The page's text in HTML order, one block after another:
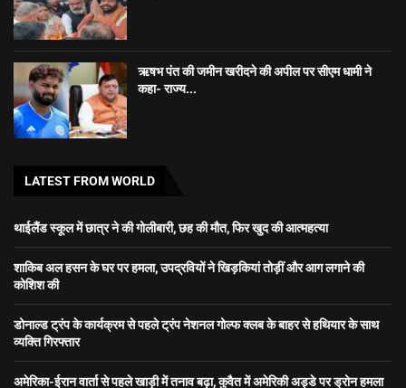
ऋषभ पंत की जमीन खरीदने की अपील पर सीएम धामी ने
कहा- राज्य...
LATEST FROM WORLD
थाईलैंड स्कूल में छात्र ने की गोलीबारी, छह की मौत, फिर खुद की आत्महत्या
शाकिब अल हसन के घर पर हमला, उपद्रवियों ने खिड़कियां तोड़ीं और आग लगाने की
कोशिश की
डोनाल्ड ट्रंप के कार्यक्रम से पहले ट्रंप नेशनल गोल्फ क्लब के बाहर से हथियार के साथ
व्यक्ति गिरफ्तार
अमेरिका-ईरान वार्ता से पहले खाड़ी में तनाव बढ़ा, कुवैत में अमेरिकी अड्डे पर ड्रोन हमला